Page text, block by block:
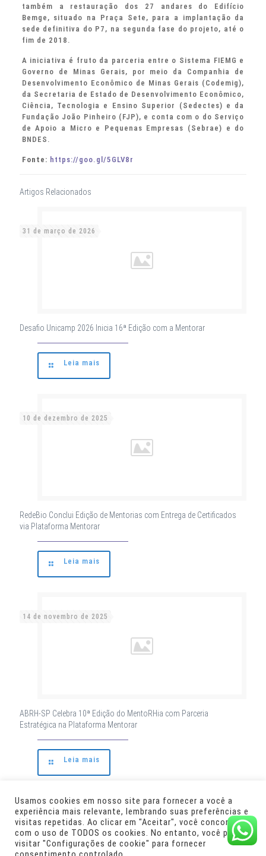
também a restauração dos 27 andares do Edifício
Bemge, situado na Praça Sete, para a implantação da
sede definitiva do P7, na segunda fase do projeto, até o
fim de 2018.
A iniciativa é fruto da parceria entre o Sistema FIEMG e
Governo de Minas Gerais, por meio da Companhia de
Desenvolvimento Econômico de Minas Gerais (Codemig),
da Secretaria de Estado de Desenvolvimento Econômico,
Ciência, Tecnologia e Ensino Superior (Sedectes) e da
Fundação João Pinheiro (FJP), e conta com o do Serviço
de Apoio a Micro e Pequenas Empresas (Sebrae) e do
BNDES.
Fonte: https://goo.gl/5GLV8r
Artigos Relacionados
31 de março de 2026
Desafio Unicamp 2026 Inicia 16ª Edição com a Mentorar
Leia mais
10 de dezembro de 2025
RedeBio Conclui Edição de Mentorias com Entrega de Certificados
via Plataforma Mentorar
Leia mais
14 de novembro de 2025
ABRH-SP Celebra 10ª Edição do MentoRHia com Parceria
Estratégica na Plataforma Mentorar
Leia mais
Desenvolvimento:
Usamos cookies em nosso site para fornecer a você a
experiência mais relevante, lembrando suas preferências e
visitas repetidas. Ao clicar em "Aceitar", você concorda
com o uso de TODOS os cookies. No entanto, você pode
visitar "Configurações de cookie" para fornecer